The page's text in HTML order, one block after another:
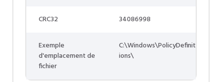
CRC32 34086998
Exemple
d'emplacement de
fichier
C:\Windows\PolicyDefinit
ions\